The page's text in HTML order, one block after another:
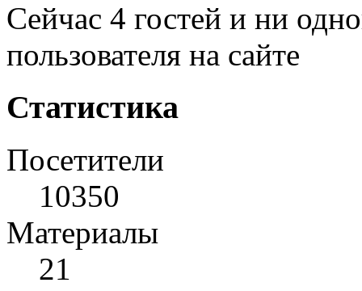
Сейчас 4 гостей и ни
пользователя на сайте
Статистика
Посетители
10350
Материалы
21